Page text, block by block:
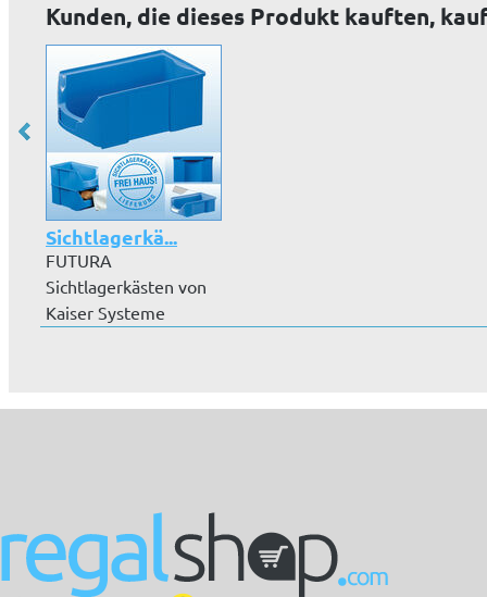
Kunden, die dieses Produkt kauften,
Sichtlagerkä...
FUTURA
Sichtlagerkästen von
Kaiser Systeme